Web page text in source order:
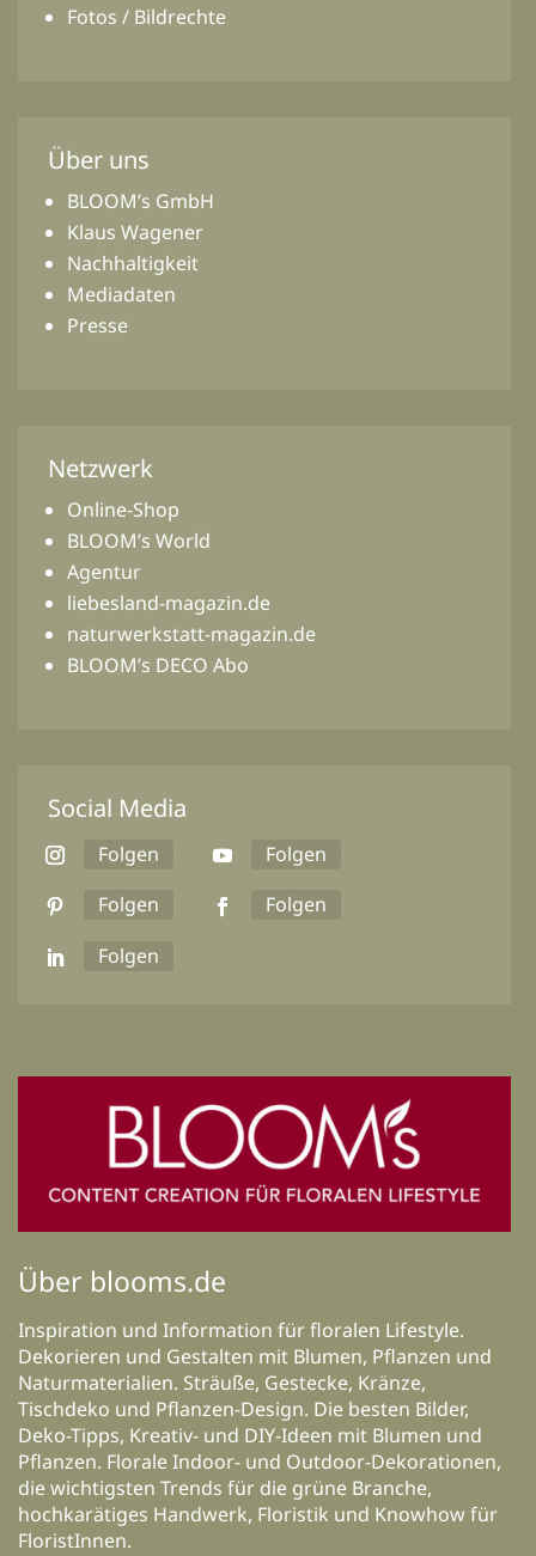
Fotos / Bildrechte
Über uns
BLOOM’s GmbH
Klaus Wagener
Nachhaltigkeit
Mediadaten
Presse
Netzwerk
Online-Shop
BLOOM’s World
Agentur
liebesland-magazin.de
naturwerkstatt-magazin.de
BLOOM’s DECO Abo
Social Media
Folgen
Folgen
Folgen
Folgen
Folgen
Über blooms.de
Inspiration und Information für floralen Lifestyle.
Dekorieren und Gestalten mit Blumen, Pflanzen und
Naturmaterialien. Sträuße, Gestecke, Kränze,
Tischdeko und Pflanzen-Design. Die besten Bilder,
Deko-Tipps, Kreativ- und DIY-Ideen mit Blumen und
Pflanzen. Florale Indoor- und Outdoor-Dekorationen,
die wichtigsten Trends für die grüne Branche,
hochkarätiges Handwerk, Floristik und Knowhow für
FloristInnen.